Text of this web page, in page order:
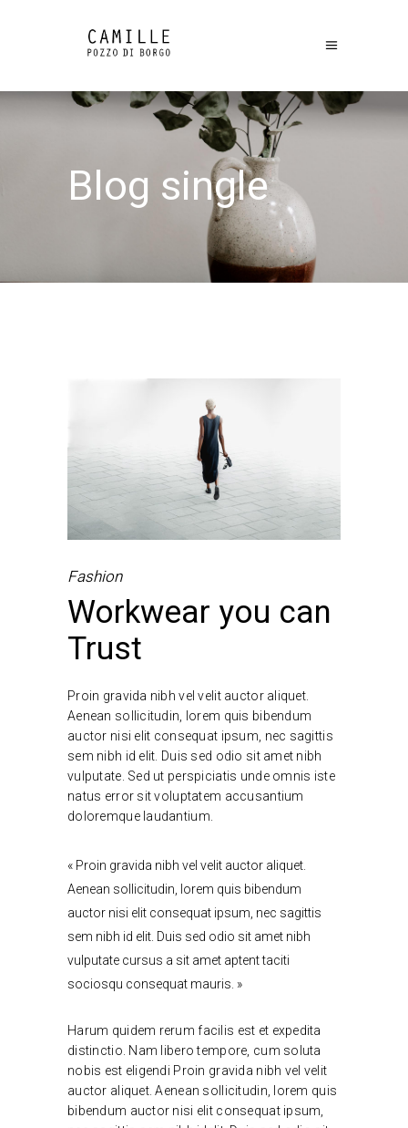
Blog single
Fashion
Workwear you can
Trust
Proin gravida nibh vel velit auctor aliquet.
Aenean sollicitudin, lorem quis bibendum
auctor nisi elit consequat ipsum, nec sagittis
sem nibh id elit. Duis sed odio sit amet nibh
vulputate. Sed ut perspiciatis unde omnis iste
natus error sit voluptatem accusantium
doloremque laudantium.
« Proin gravida nibh vel velit auctor aliquet.
Aenean sollicitudin, lorem quis bibendum
auctor nisi elit consequat ipsum, nec sagittis
sem nibh id elit. Duis sed odio sit amet nibh
vulputate cursus a sit amet aptent taciti
sociosqu consequat mauris. »
Harum quidem rerum facilis est et expedita
distinctio. Nam libero tempore, cum soluta
nobis est eligendi Proin gravida nibh vel velit
auctor aliquet. Aenean sollicitudin, lorem quis
bibendum auctor nisi elit consequat ipsum,